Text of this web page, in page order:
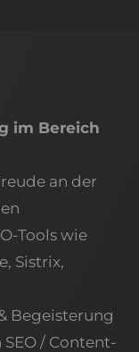
im Bereich
an der
Tools wie
Sistrix,
Begeisterung
/ Content-